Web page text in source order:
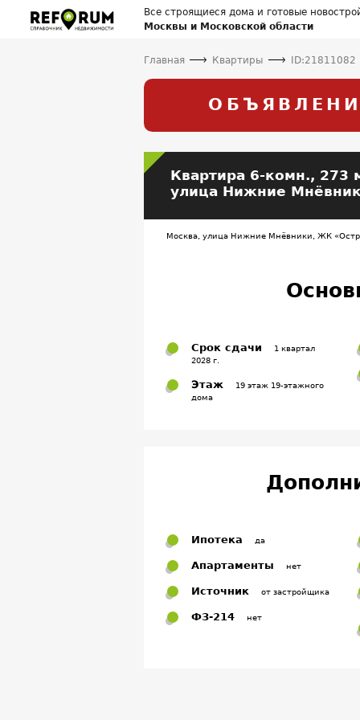
Все строящиеся дома и готовые
Москвы и Московской области
Главная Квартиры ID:21811082
Квартира 6-комн., 273
улица Нижние
Москва, улица Нижние Мнёвники, ЖК
Срок сдачи
1 квартал
2028 г.
Этаж
19 этаж 19-этажного
дома
Ипотека да
Апартаменты нет
Источник от застройщика
ФЗ-214 нет